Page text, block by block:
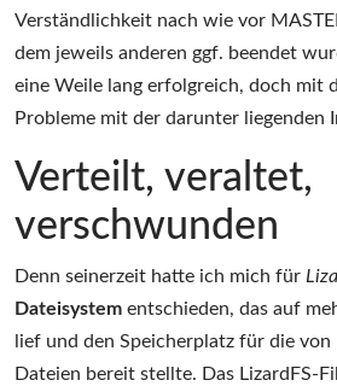
Verständlichkeit nach wie vor
dem jeweils anderen ggf. beendet
eine Weile lang erfolgreich, doch mit
Probleme mit der darunter liegenden
Verteilt, veraltet,
verschwunden
Denn seinerzeit hatte ich mich für
Dateisystem entschieden, das auf
lief und den Speicherplatz für die
Dateien bereit stellte. Das LizardFS-